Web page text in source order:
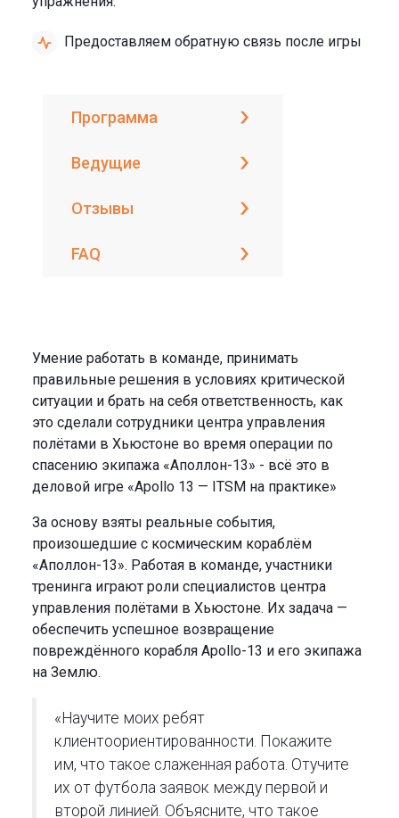
Предоставляем обратную связь после игры
Программа
Ведущие
Отзывы
FAQ
Умение работать в команде, принимать
правильные решения в условиях критической
ситуации и брать на себя ответственность, как
это сделали сотрудники центра управления
полётами в Хьюстоне во время операции по
спасению экипажа «Аполлон-13» - всё это в
деловой игре «Apollo 13 — ITSM на практике»
За основу взяты реальные события,
произошедшие с космическим кораблём
«Аполлон-13». Работая в команде, участники
тренинга играют роли специалистов центра
управления полётами в Хьюстоне. Их задача —
обеспечить успешное возвращение
повреждённого корабля Apollo-13 и его экипажа
на Землю.
«Научите моих ребят
клиентоориентированности. Покажите
им, что такое слаженная работа. Отучите
их от футбола заявок между первой и
второй линией. Объясните, что такое